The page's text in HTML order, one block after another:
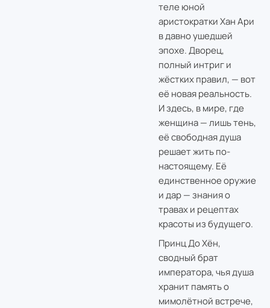
теле юной
аристократки Хан Ари
в давно ушедшей
эпохе. Дворец,
полный интриг и
жёстких правил, — вот
её новая реальность.
И здесь, в мире, где
женщина — лишь тень,
её свободная душа
решает жить по-
настоящему. Её
единственное оружие
и дар — знания о
травах и рецептах
красоты из будущего.
Принц До Хён,
сводный брат
императора, чья душа
хранит память о
мимолётной встрече,